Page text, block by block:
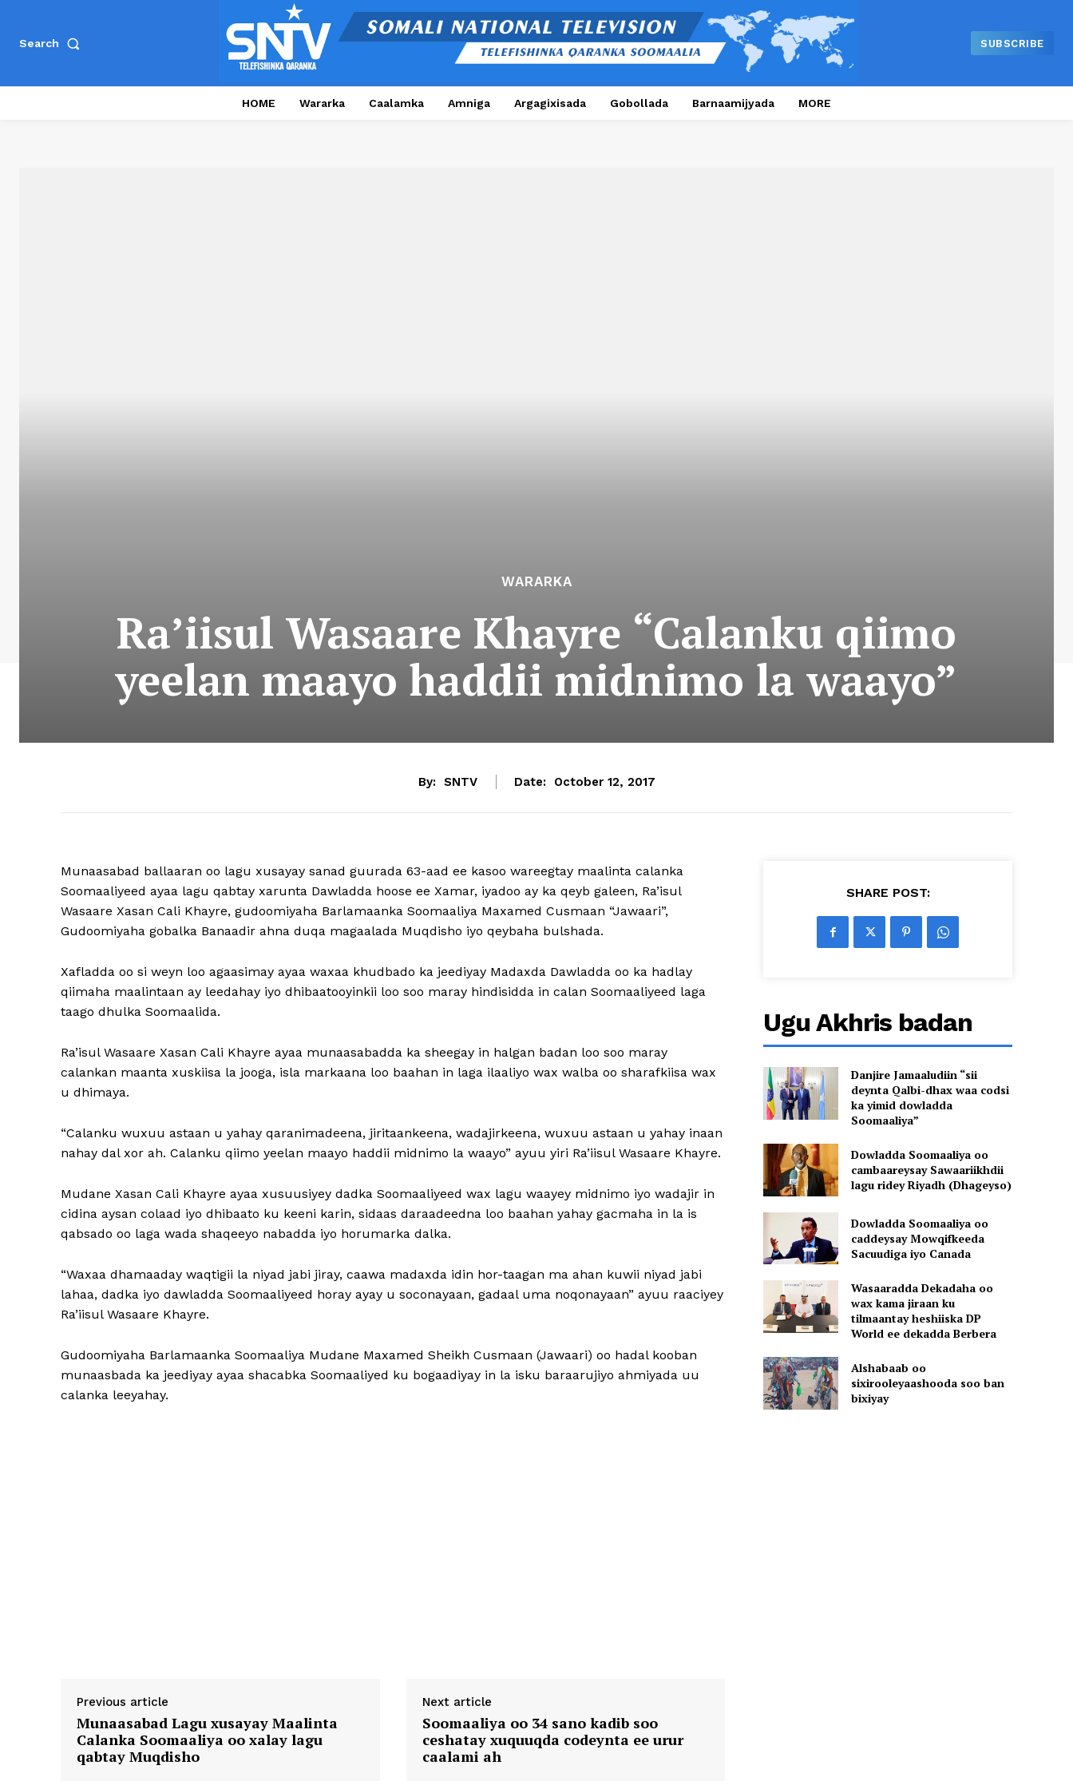
Search SUBSCRIBE
HOME Wararka Caalamka Amniga Argagixisada Gobollada Barnaamijyada MORE
WARARKA
Ra’iisul Wasaare Khayre “Calanku qiimo
yeelan maayo haddii midnimo la waayo”
By: SNTV Date: October 12, 2017
Munaasabad ballaaran oo lagu xusayay sanad guurada 63-aad ee kasoo wareegtay maalinta calanka
Soomaaliyeed ayaa lagu qabtay xarunta Dawladda hoose ee Xamar, iyadoo ay ka qeyb galeen, Ra’isul
Wasaare Xasan Cali Khayre, gudoomiyaha Barlamaanka Soomaaliya Maxamed Cusmaan “Jawaari”,
Gudoomiyaha gobalka Banaadir ahna duqa magaalada Muqdisho iyo qeybaha bulshada.
Xafladda oo si weyn loo agaasimay ayaa waxaa khudbado ka jeediyay Madaxda Dawladda oo ka hadlay
qiimaha maalintaan ay leedahay iyo dhibaatooyinkii loo soo maray hindisidda in calan Soomaaliyeed laga
taago dhulka Soomaalida.
Ra’isul Wasaare Xasan Cali Khayre ayaa munaasabadda ka sheegay in halgan badan loo soo maray
calankan maanta xuskiisa la jooga, isla markaana loo baahan in laga ilaaliyo wax walba oo sharafkiisa wax
u dhimaya.
“Calanku wuxuu astaan u yahay qaranimadeena, jiritaankeena, wadajirkeena, wuxuu astaan u yahay inaan
nahay dal xor ah. Calanku qiimo yeelan maayo haddii midnimo la waayo” ayuu yiri Ra’iisul Wasaare Khayre.
Mudane Xasan Cali Khayre ayaa xusuusiyey dadka Soomaaliyeed wax lagu waayey midnimo iyo wadajir in
cidina aysan colaad iyo dhibaato ku keeni karin, sidaas daraadeedna loo baahan yahay gacmaha in la is
qabsado oo laga wada shaqeeyo nabadda iyo horumarka dalka.
“Waxaa dhamaaday waqtigii la niyad jabi jiray, caawa madaxda idin hor-taagan ma ahan kuwii niyad jabi
lahaa, dadka iyo dawladda Soomaaliyeed horay ayay u soconayaan, gadaal uma noqonayaan” ayuu raaciyey
Ra’iisul Wasaare Khayre.
Gudoomiyaha Barlamaanka Soomaaliya Mudane Maxamed Sheikh Cusmaan (Jawaari) oo hadal kooban
munaasbada ka jeediyay ayaa shacabka Soomaaliyed ku bogaadiyay in la isku baraarujiyo ahmiyada uu
calanka leeyahay.
Previous article
Munaasabad Lagu xusayay Maalinta
Calanka Soomaaliya oo xalay lagu
qabtay Muqdisho
Next article
Soomaaliya oo 34 sano kadib soo
ceshatay xuquuqda codeynta ee urur
caalami ah
SHARE POST:
Ugu Akhris badan
Danjire Jamaaludiin “sii
deynta Qalbi-dhax waa codsi
ka yimid dowladda
Soomaaliya”
Dowladda Soomaaliya oo
cambaareysay Sawaariikhdii
lagu ridey Riyadh (Dhageyso)
Dowladda Soomaaliya oo
caddeysay Mowqifkeeda
Sacuudiga iyo Canada
Wasaaradda Dekadaha oo
wax kama jiraan ku
tilmaantay heshiiska DP
World ee dekadda Berbera
Alshabaab oo
sixirooleyaashooda soo ban
bixiyay